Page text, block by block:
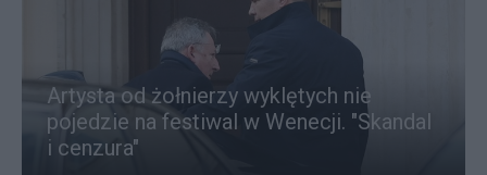
Artysta od żołnierzy wyklętych nie
pojedzie na festiwal w Wenecji. "Skandal
i cenzura"